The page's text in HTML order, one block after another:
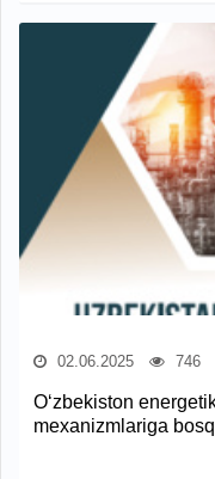
02.06.2025 746
O‘zbekiston
mexanizmlariga